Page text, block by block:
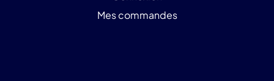
Mes commandes